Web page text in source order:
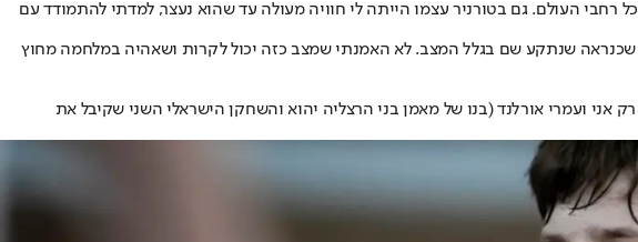
העולם. גם בטורניר עצמו הייתה לי חוויה מעולה עד שהוא נעצר, למדתי להתמודד עם
שכנראה שנתקע שם בגלל המצב. לא האמנתי שמצב כזה יכול לקרות ושאהיה במלחמה מחוץ
ועמרי אורלנד (בנו של מאמן בני הרצליה יהוא והשחקן הישראלי השני שקיבל את